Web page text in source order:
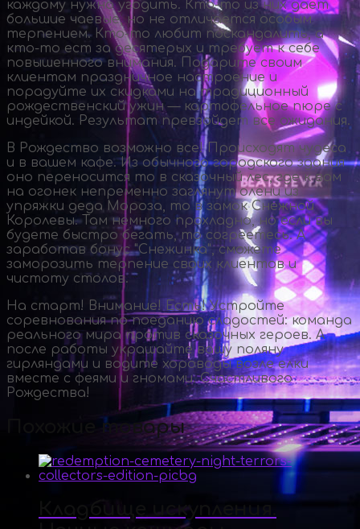
каждому нужно угодить. Кто-то из них дает
большие чаевые, но не отличается особым
терпением. Кто-то любит поскандалить, а
кто-то ест за десятерых и требует к себе
повышенного внимания. Подарите своим
клиентам праздничное настроение и
порадуйте их скидками на традиционный
рождественский ужин — картофельное пюре с
индейкой. Результат превзойдет все ожидания.
В Рождество возможно все! Происходят чудеса
и в вашем кафе. Из обычного городского здания
оно переносится то в сказочный лес, где к вам
на огонек непременно заглянут олени из
упряжки деда Мороза, то в замок Снежной
Королевы. Там немного прохладно, но если вы
будете быстро бегать, то согреетесь. А
заработав бонус "Снежинка", сможете
заморозить терпение своих клиентов и
чистоту столов.
На старт! Внимание! Есть! Устройте
соревнования по поеданию сладостей: команда
реального мира против сказочных героев. А
после работы украшайте вашу поляну
гирляндами и водите хороводы возле елки
вместе с феями и гномами. Счастливого
Рождества!
Похожие товары
Кладбище искупления.